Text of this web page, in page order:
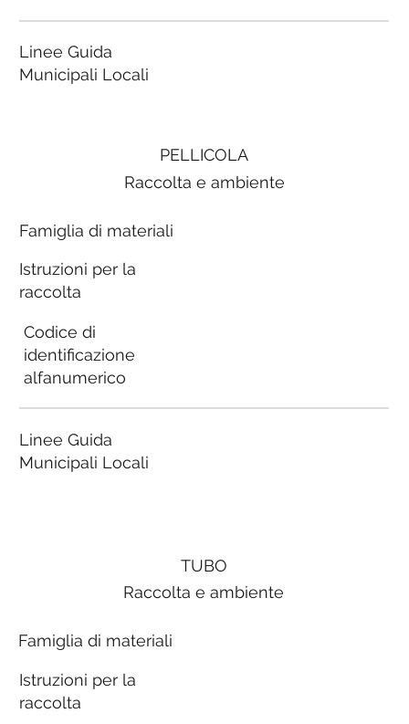
PELLICOLA
Raccolta e ambiente
Famiglia di materiali
Istruzioni per la
raccolta
Codice di
identificazione
alfanumerico
Linee Guida
Municipali Locali
Linee Guida
Municipali Locali
TUBO
Raccolta e ambiente
Famiglia di materiali
Istruzioni per la
raccolta